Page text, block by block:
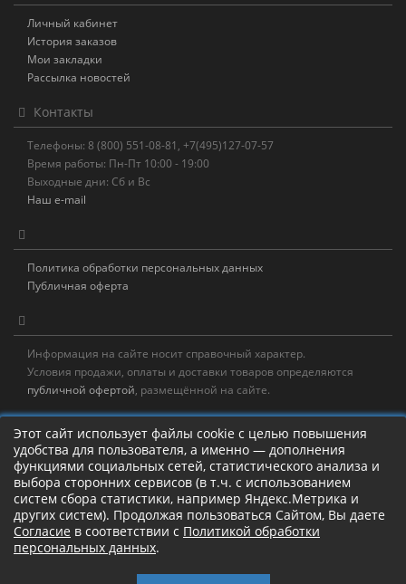
Личный кабинет
История заказов
Мои закладки
Рассылка новостей
Контакты
Телефоны: 8 (800) 551-08-81, +7(495)127-07-57
Время работы: Пн-Пт 10:00 - 19:00
Выходные дни: Сб и Вс
Наш e-mail
Политика обработки персональных данных
Публичная оферта
Информация на сайте носит справочный характер.
Условия продажи, оплаты и доставки товаров определяются
публичной офертой, размещённой на сайте.
Новостная рассылка
Новости, акции, распродажи и полезные советы!
Левая панель
Этот сайт использует файлы cookie с целью повышения
удобства для пользователя, а именно — дополнения
функциями социальных сетей, статистического анализа и
выбора сторонних сервисов (в т.ч. с использованием
систем сбора статистики, например Яндекс.Метрика и
других систем). Продолжая пользоваться Сайтом, Вы даете
Согласие в соответствии с Политикой обработки
персональных данных.